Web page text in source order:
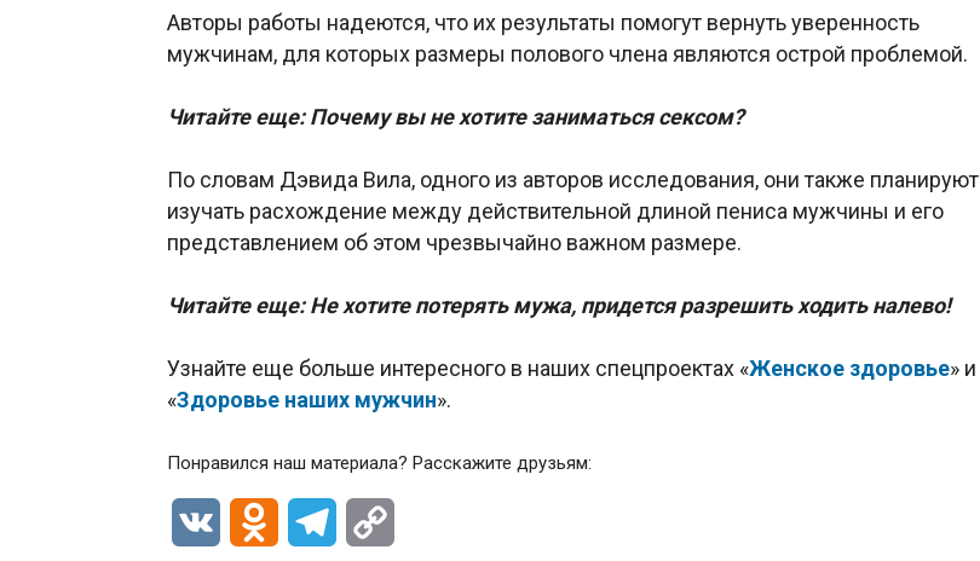
Авторы работы надеются, что их результаты помогут вернуть уверенность
мужчинам, для которых размеры полового члена являются острой проблемой.
Читайте еще:Почему вы не хотите заниматься сексом?
По словам Дэвида Вила, одного из авторов исследования, они также планируют
изучать расхождение между действительной длиной пениса мужчины и его
представлением об этом чрезвычайно важном размере.
Читайте еще:Не хотите потерять мужа, придется разрешить ходить налево!
Узнайте еще больше интересного в наших спецпроектах «Женское здоровье» и
«Здоровье наших мужчин».
Понравился наш материала? Расскажите друзьям:
VK Odnoklassniki
Telegram